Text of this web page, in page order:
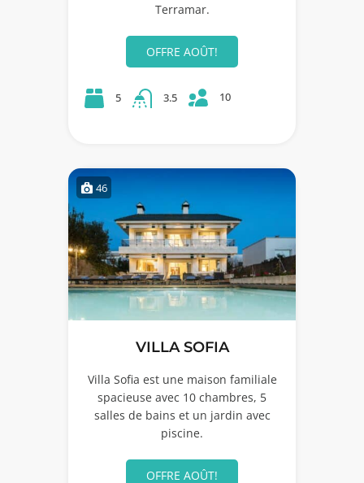
Terramar.
OFFRE AOÛT!
5 3.5 10
46
VILLA SOFIA
Villa Sofia est une maison familiale
spacieuse avec 10 chambres, 5
salles de bains et un jardin avec
piscine.
OFFRE AOÛT!